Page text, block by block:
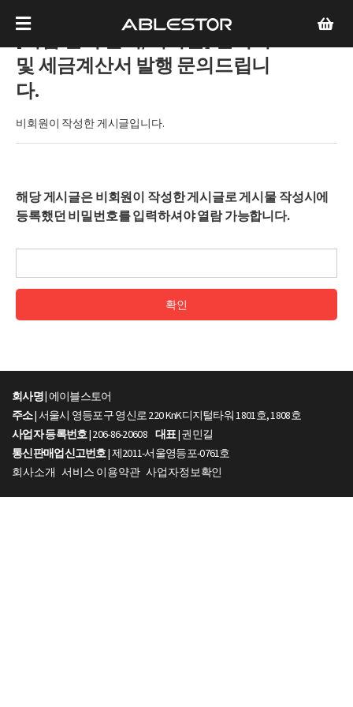
및 세금계산서 발행 문의드립니
다.
비회원이 작성한 게시글입니다.
해당 게시글은 비회원이 작성한 게시글로 게시물 작성시에
등록했던 비밀번호를 입력하셔야 열람 가능합니다.
회사명 |에이블스토어
주소| 서울시 영등포구 영신로 220 KnK디지털타워 1801호, 1808호
사업자 등록번호| 206-86-20608 대표| 권민길
통신판매업신고번호| 제2011-서울영등포-0761호
회사소개 서비스 이용약관 사업자정보확인